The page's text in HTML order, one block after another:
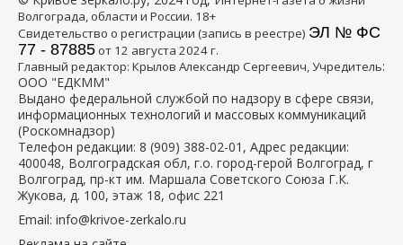
Волгограда, области и России. 18+
Свидетельство о регистрации (запись в реестре) ЭЛ № ФС
77 - 87885от 12 августа 2024 г.
Главный редактор: Крылов Александр Сергеевич, Учредитель:
ООО "ЕДКММ"
Выдано федеральной службой по надзору в сфере связи,
информационных технологий и массовых коммуникаций
(Роскомнадзор)
Телефон редакции: 8 (909) 388-02-01 , Адрес редакции:
400048, Волгоградская обл, г.о. город-герой Волгоград, г
Волгоград, пр-кт им. Маршала Советского Союза Г.К.
Жукова, д. 100, этаж 18, офис 221
Email: info@krivoe-zerkalo.ru